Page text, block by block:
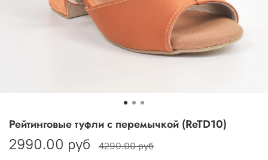
Рейтинговые туфли c перемычкой (ReTD10)
2990.00 руб 4290.00 руб